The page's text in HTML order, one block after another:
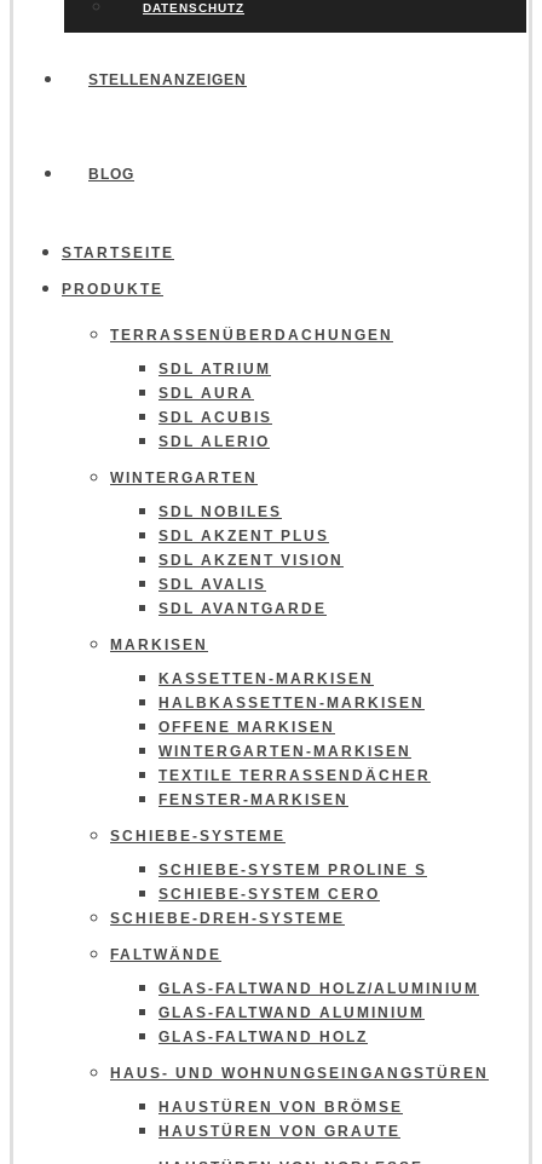
DATENSCHUTZ
STELLENANZEIGEN
BLOG
STARTSEITE
PRODUKTE
TERRASSENÜBERDACHUNGEN
SDL ATRIUM
SDL AURA
SDL ACUBIS
SDL ALERIO
WINTERGARTEN
SDL NOBILES
SDL AKZENT PLUS
SDL AKZENT VISION
SDL AVALIS
SDL AVANTGARDE
MARKISEN
KASSETTEN-MARKISEN
HALBKASSETTEN-MARKISEN
OFFENE MARKISEN
WINTERGARTEN-MARKISEN
TEXTILE TERRASSENDÄCHER
FENSTER-MARKISEN
SCHIEBE-SYSTEME
SCHIEBE-SYSTEM PROLINE S
SCHIEBE-SYSTEM CERO
SCHIEBE-DREH-SYSTEME
FALTWÄNDE
GLAS-FALTWAND HOLZ/ALUMINIUM
GLAS-FALTWAND ALUMINIUM
GLAS-FALTWAND HOLZ
HAUS- UND WOHNUNGSEINGANGSTÜREN
HAUSTÜREN VON BRÖMSE
HAUSTÜREN VON GRAUTE